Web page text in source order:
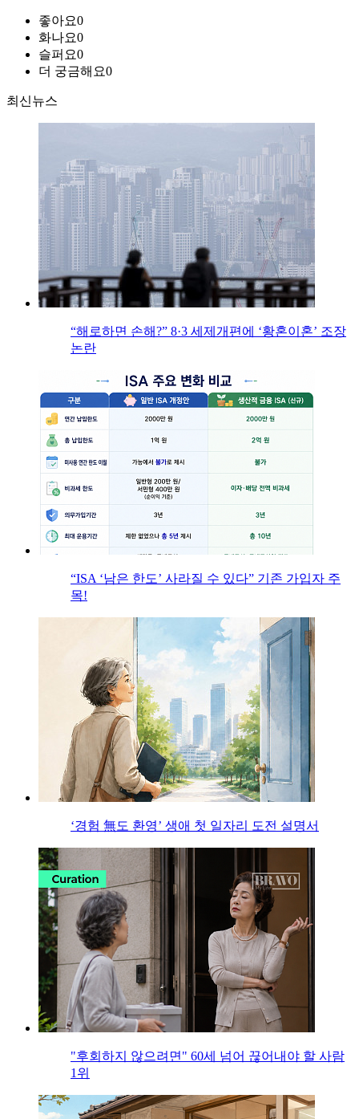
좋아요0
화나요0
슬퍼요0
더 궁금해요0
최신뉴스
“해로하면 손해?” 8·3 세제개편에 ‘황혼이혼’ 조장
논란
“ISA ‘남은 한도’ 사라질 수 있다” 기존 가입자 주
목!
‘경험 無도 환영’ 생애 첫 일자리 도전 설명서
"후회하지 않으려면" 60세 넘어 끊어내야 할 사람
1위